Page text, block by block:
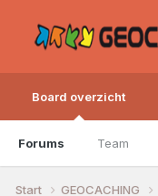
Board overzicht
Forums Team
Start GEOCACHING